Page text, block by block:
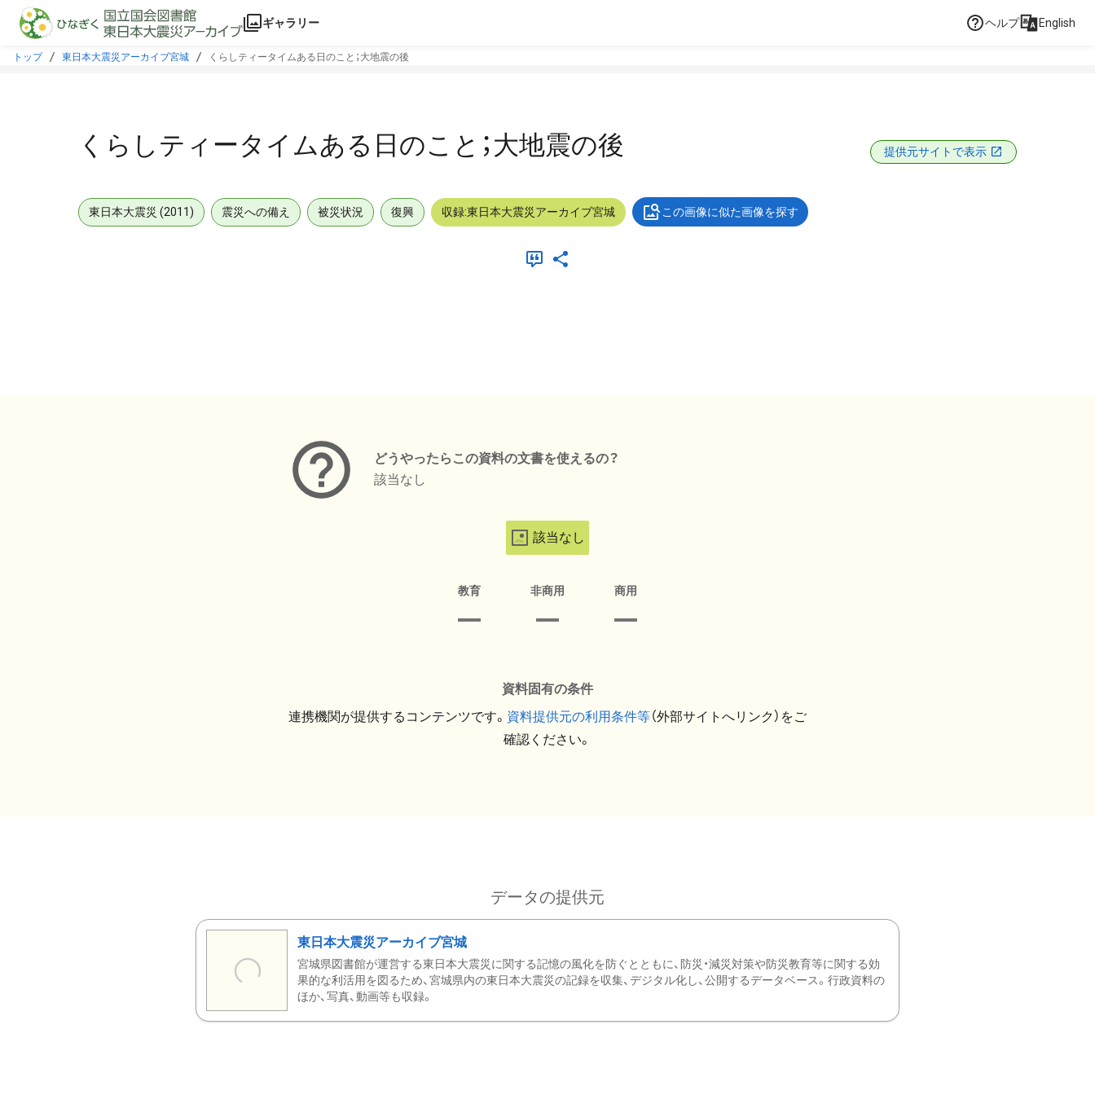
本文に飛ぶ
ギャラリー ヘルプ English
トップ 東日本大震災アーカイブ宮城 くらしティータイムある日のこと；大地震の後
くらしティータイムある日のこと；大地震の後 提供元サイトで表示
東日本大震災 (2011) 震災への備え 被災状況 復興 収録:東日本大震災アーカイブ宮城 この画像に似た画像を探す
どうやったらこの資料の文書を使えるの？
該当なし
該当なし
教育 非商用 商用
資料固有の条件
連携機関が提供するコンテンツです。 資料提供元の利用条件等（外部サイトへリンク）をご
確認ください。
データの提供元
東日本大震災アーカイブ宮城
宮城県図書館が運営する東日本大震災に関する記憶の風化を防ぐとともに、防災・減災対策や防災教育等に関する効
果的な利活用を図るため、宮城県内の東日本大震災の記録を収集、デジタル化し、公開するデータベース。行政資料の
ほか、写真、動画等も収録。